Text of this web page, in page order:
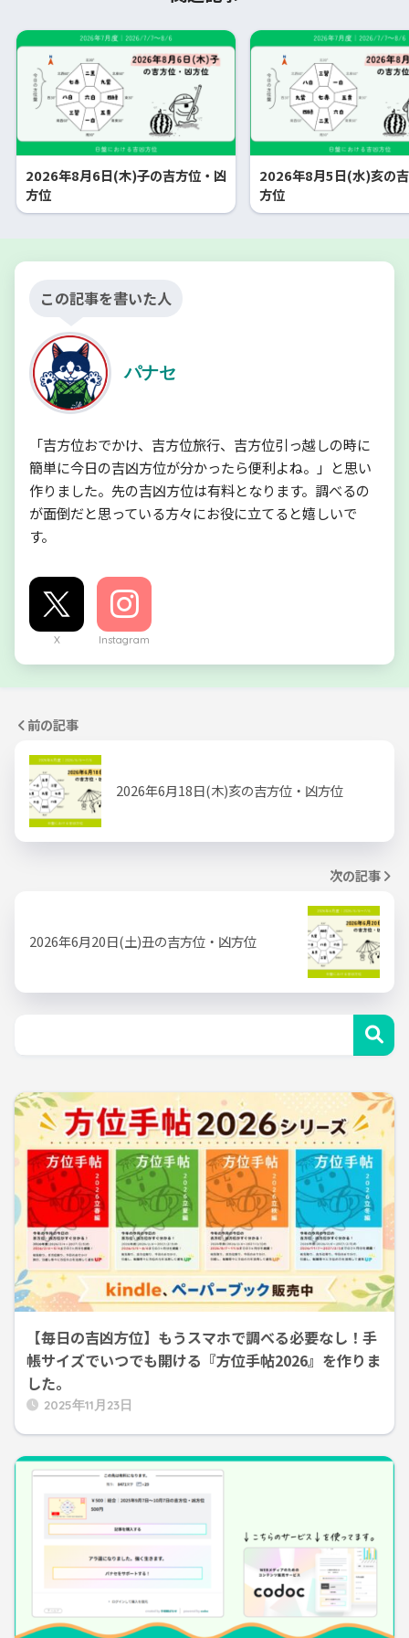
2026年8月6日(木)子の吉方位・凶
方位
2026年8月5日(水)亥の
方位
この記事を書いた人
パナセ
「吉方位おでかけ、吉方位旅行、吉方位引っ越しの時に
簡単に今日の吉凶方位が分かったら便利よね。」と思い
作りました。先の吉凶方位は有料となります。調べるの
が面倒だと思っている方々にお役に立てると嬉しいで
す。
X Instagram
前の記事
2026年6月18日(木)亥の吉方位・凶方位
次の記事
2026年6月20日(土)丑の吉方位・凶方位
【毎日の吉凶方位】もうスマホで調べる必要なし！手
帳サイズでいつでも開ける『方位手帖2026』を作りま
した。
2025年11月23日